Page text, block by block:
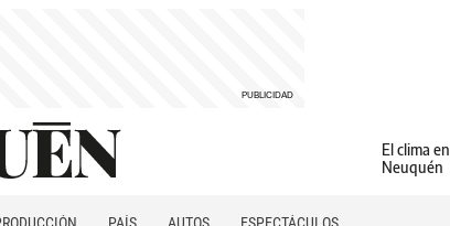
El clima en
Neuquén